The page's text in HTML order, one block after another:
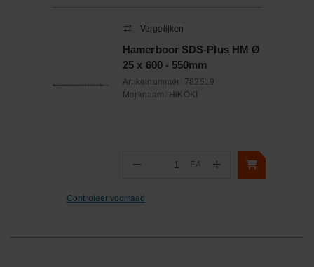
Vergelijken
Hamerboor SDS-Plus HM Ø
25 x 600 - 550mm
Artikelnummer: 782519
Merknaam: HiKOKI
− Aantal
EA +
Controleer voorraad